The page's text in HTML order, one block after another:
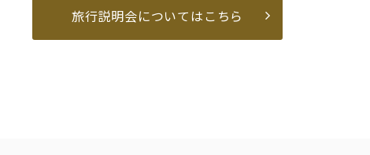
旅行説明会についてはこちら